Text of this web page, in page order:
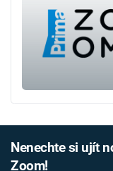
Nenechte si ujít
Zoom!